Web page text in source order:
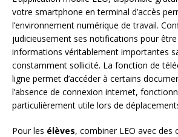
votre smartphone en terminal d’accès
l’environnement numérique de travail.
judicieusement ses notifications pour
informations véritablement importantes
constamment sollicité. La fonction de
ligne permet d’accéder à certains
l’absence de connexion internet,
particulièrement utile lors de
Pour les élèves, combiner LEO avec des